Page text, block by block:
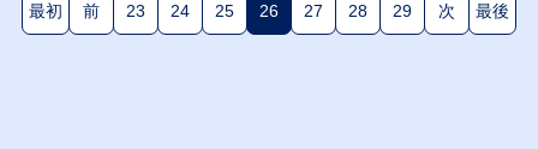
最初 前 23 24 25 26(現在のページ)
27 28 29 次 最後